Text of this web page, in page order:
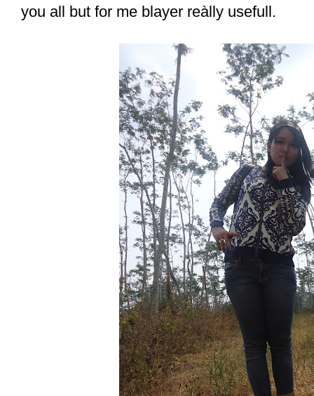
you all but for me blayer reàlly usefull.